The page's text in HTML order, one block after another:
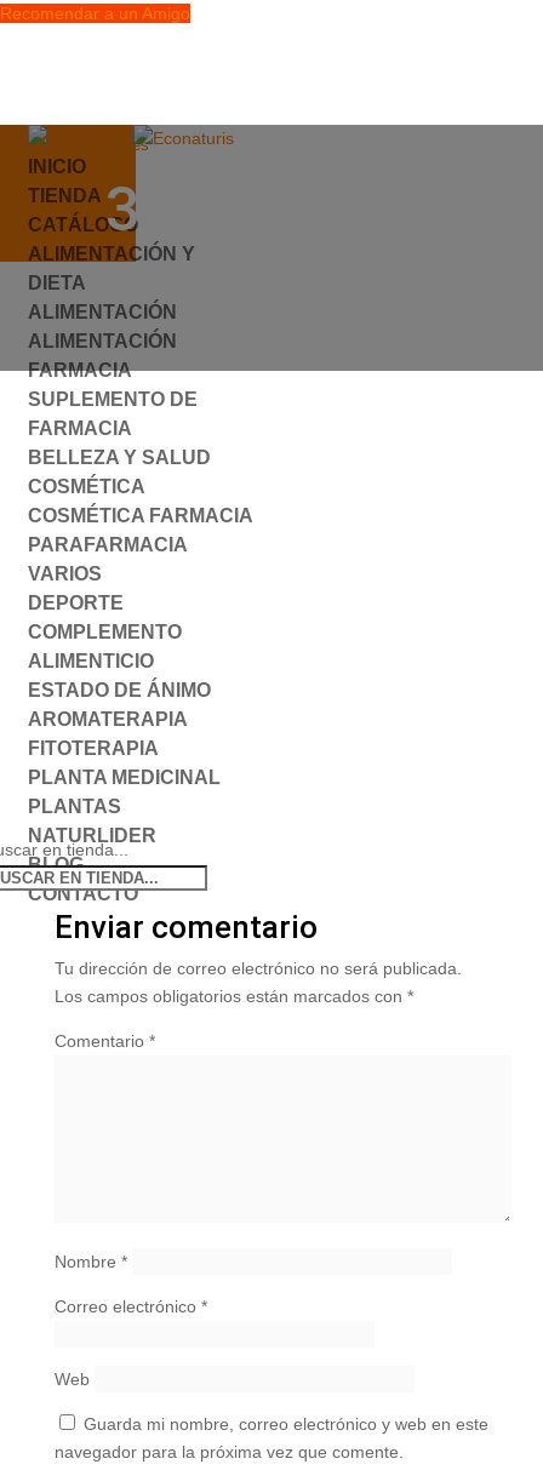
Recomendar a un Amigo
info@econaturis.es
Mi cuenta
Checkout
0 elementos
INICIO
TIENDA
CATÁLOGO
ALIMENTACIÓN Y
DIETA
ALIMENTACIÓN
ALIMENTACIÓN
FARMACIA
SUPLEMENTO DE
FARMACIA
BELLEZA Y SALUD
COSMÉTICA
COSMÉTICA FARMACIA
PARAFARMACIA
VARIOS
DEPORTE
COMPLEMENTO
ALIMENTICIO
ESTADO DE ÁNIMO
AROMATERAPIA
FITOTERAPIA
PLANTA MEDICINAL
PLANTAS
NATURLIDER
BLOG
CONTACTO
en tienda...
359401.JPG
Enviar comentario
Tu dirección de correo electrónico no será publicada.
Los campos obligatorios están marcados con *
Comentario *
Nombre *
Correo electrónico *
Web
Guarda mi nombre, correo electrónico y web en este
navegador para la próxima vez que comente.